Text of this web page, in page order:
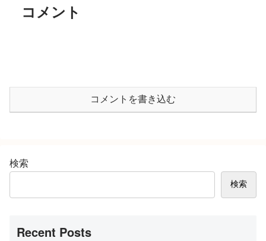
コメント
コメントを書き込む
検索
検索
Recent Posts